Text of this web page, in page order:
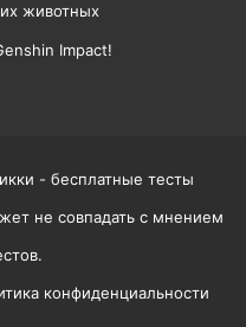
животных
Impact!
- бесплатные тесты
не совпадать с мнением
конфиденциальности